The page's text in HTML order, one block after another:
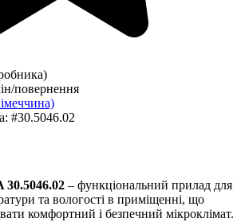
повернення
#30.5046.02
30.5046.02 – функціональний прилад для
та вологості в приміщенні, що
комфортний і безпечний мікроклімат.